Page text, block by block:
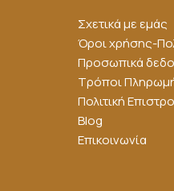
Σχετικά με εμάς
Όροι χρήσης-
Προσωπικά
Τρόποι
Πολιτική
Blog
Επικοινωνία